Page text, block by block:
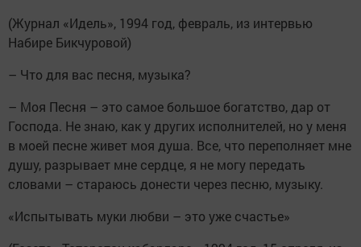
(Журнал «Идель», 1994 год, февраль, из интервью
Набире Бикчуровой)
– Что для вас песня, музыка?
– Моя Песня – это самое большое богатство, дар от
Господа. Не знаю, как у других исполнителей, но у меня
в моей песне живет моя душа. Все, что переполняет мне
душу, разрывает мне сердце, я не могу передать
словами – стараюсь донести через песню, музыку.
«Испытывать муки любви – это уже счастье»